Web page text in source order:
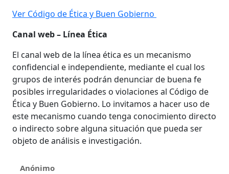
Ver Código de Ética y Buen Gobierno
Canal web – Línea Ética
El canal web de la línea ética es un mecanismo
confidencial e independiente, mediante el cual los
grupos de interés podrán denunciar de buena fe
posibles irregularidades o violaciones al Código de
Ética y Buen Gobierno. Lo invitamos a hacer uso de
este mecanismo cuando tenga conocimiento directo
o indirecto sobre alguna situación que pueda ser
objeto de análisis e investigación.